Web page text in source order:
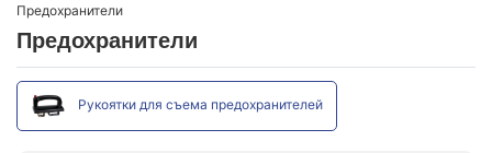
Предохранители
Предохранители
Рукоятки для съема предохранителей